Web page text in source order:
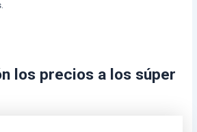
los precios a los súper